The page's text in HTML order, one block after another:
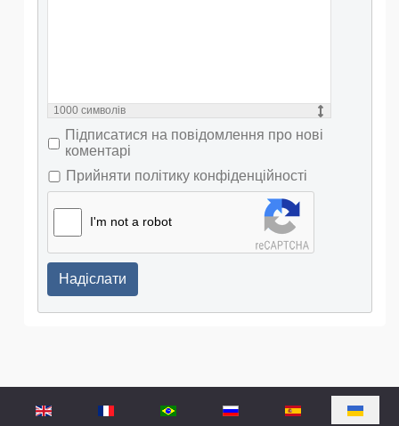
1000 символів
Підписатися на повідомлення про нові
коментарі
Прийняти політику конфіденційності
I'm not a robot
Надіслати
Оберіть свою мову